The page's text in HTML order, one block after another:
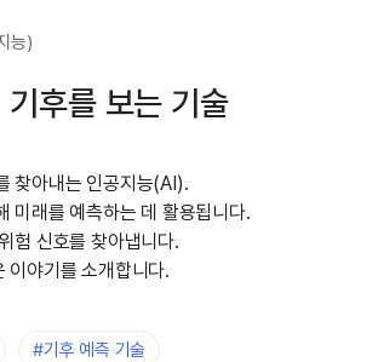
능)
후를 보는 기술
찾아내는 인공지능(AI).
미래를 예측하는 데 활용됩니다.
험 신호를 찾아냅니다.
이야기를 소개합니다.
#기후 예측 기술